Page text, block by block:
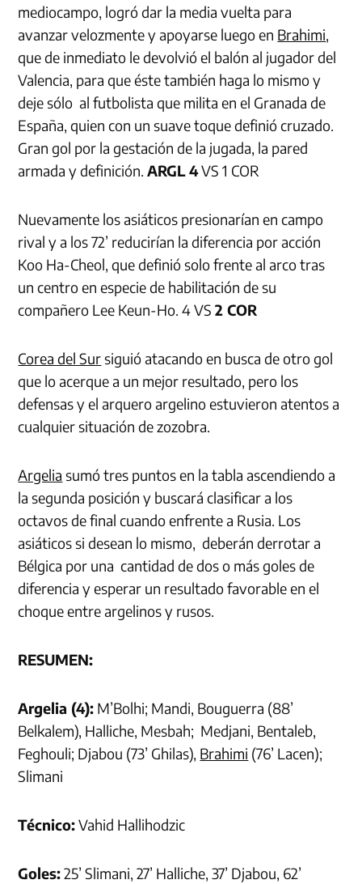
mediocampo, logró dar la media vuelta para
avanzar velozmente y apoyarse luego en Brahimi,
que de inmediato le devolvió el balón al jugador del
Valencia, para que éste también haga lo mismo y
deje sólo al futbolista que milita en el Granada de
España, quien con un suave toque definió cruzado.
Gran gol por la gestación de la jugada, la pared
armada y definición.ARGL 4VS 1 COR
Nuevamente los asiáticos presionarían en campo
rival y a los 72’ reducirían la diferencia por acción
Koo Ha-Cheol, que definió solo frente al arco tras
un centro en especie de habilitación de su
compañero Lee Keun-Ho. 4 VS2 COR
Corea del Sursiguió atacando en busca de otro gol
que lo acerque a un mejor resultado, pero los
defensas y el arquero argelino estuvieron atentos a
cualquier situación de zozobra.
Argelia sumó tres puntos en la tabla ascendiendo a
la segunda posición y buscará clasificar a los
octavos de final cuando enfrente a Rusia. Los
asiáticos si desean lo mismo, deberán derrotar a
Bélgica por una cantidad de dos o más goles de
diferencia y esperar un resultado favorable en el
choque entre argelinos y rusos.
RESUMEN:
Argelia (4): M’Bolhi; Mandi, Bouguerra (88’
Belkalem), Halliche, Mesbah; Medjani, Bentaleb,
Feghouli; Djabou (73’ Ghilas), Brahimi (76’ Lacen);
Slimani
Técnico:Vahid Hallihodzic
Goles:25’ Slimani, 27’ Halliche, 37’ Djabou, 62’